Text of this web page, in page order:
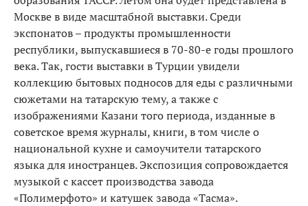
Москве в виде масштабной выставки. Среди
экспонатов – продукты промышленности
республики, выпускавшиеся в 70-80-е годы прошлого
века. Так, гости выставки в Турции увидели
коллекцию бытовых подносов для еды с различными
сюжетами на татарскую тему, а также с
изображениями Казани того периода, изданные в
советское время журналы, книги, в том числе о
национальной кухне и самоучители татарского
языка для иностранцев. Экспозиция сопровождается
музыкой с кассет производства завода
«Полимерфото» и катушек завода «Тасма».